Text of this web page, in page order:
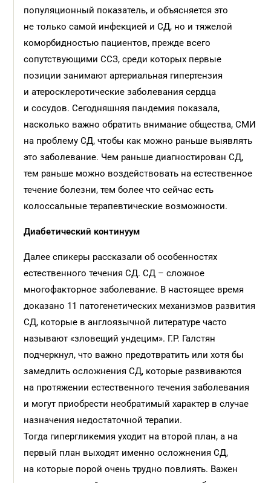
популяционный показатель, и объясняется это
не только самой инфекцией и СД, но и тяжелой
коморбидностью пациентов, прежде всего
сопутствующими ССЗ, среди которых первые
позиции занимают артериальная гипертензия
и атеросклеротические заболевания сердца
и сосудов. Сегодняшняя пандемия показала,
насколько важно обратить внимание общества, СМИ
на проблему СД, чтобы как можно раньше выявлять
это заболевание. Чем раньше диагностирован СД,
тем раньше можно воздействовать на естественное
течение болезни, тем более что сейчас есть
колоссальные терапевтические возможности.
Диабетический континуум
Далее спикеры рассказали об особенностях
естественного течения СД. СД – сложное
многофакторное заболевание. В настоящее время
доказано 11 патогенетических механизмов развития
СД, которые в англоязычной литературе часто
называют «зловещий ундецим». Г.Р. Галстян
подчеркнул, что важно предотвратить или хотя бы
замедлить осложнения СД, которые развиваются
на протяжении естественного течения заболевания
и могут приобрести необратимый характер в случае
назначения недостаточной терапии.
Тогда гипергликемия уходит на второй план, а на
первый план выходят именно осложнения СД,
на которые порой очень трудно повлиять. Важен